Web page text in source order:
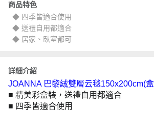
商品特色
◆ 四季皆適合使用
◆ 送禮自用都適合
◆ 居家、臥室都可
詳細介紹
JOANNA 巴黎絨雙層云毯150x200cm(
■ 精美彩盒裝，送禮自用都適合
■ 四季皆適合使用